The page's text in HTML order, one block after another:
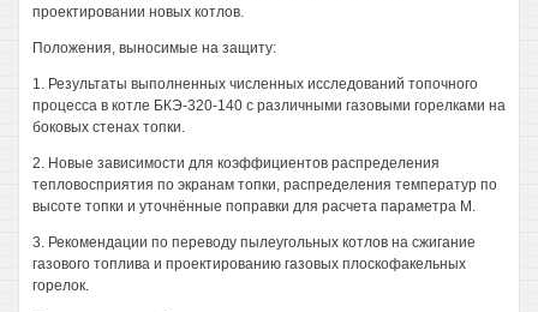
проектировании новых котлов.
Положения, выносимые на защиту:
1. Результаты выполненных численных исследований топочного
процесса в котле БКЭ-320-140 с различными газовыми горелками на
боковых стенах топки.
2. Новые зависимости для коэффициентов распределения
тепловосприятия по экранам топки, распределения температур по
высоте топки и уточнённые поправки для расчета параметра М.
3. Рекомендации по переводу пылеугольных котлов на сжигание
газового топлива и проектированию газовых плоскофакельных
горелок.